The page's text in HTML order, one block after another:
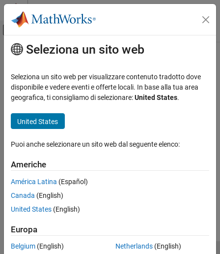
Vai al contenuto
Attiva/disattiva menu di navigazione
Pagina iniziale della documentazione
Contenuto principale
How useful was this information?
Seleziona un sito web
Seleziona un sito web per visualizzare contenuto tradotto dove
disponibile e vedere eventi e offerte locali. In base alla tua area
geografica, ti consigliamo di selezionare:United States.
United States
Puoi anche selezionare un sito web dal seguente elenco:
Americhe
América Latina (Español)
Canada (English)
United States (English)
Europa
Belgium (English)
Netherlands(English)